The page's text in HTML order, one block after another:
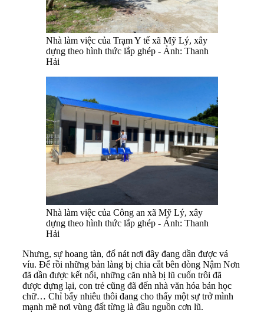
Nhà làm việc của Trạm Y tế xã Mỹ Lý, xây
dựng theo hình thức lắp ghép - Ảnh: Thanh
Hải
Nhà làm việc của Công an xã Mỹ Lý, xây
dựng theo hình thức lắp ghép - Ảnh: Thanh
Hải
Nhưng, sự hoang tàn, đổ nát nơi đây đang dần được vá
víu. Để rồi những bản làng bị chia cắt bên dòng Nậm Nơn
đã dần được kết nối, những căn nhà bị lũ cuốn trôi đã
được dựng lại, con trẻ cũng đã đến nhà văn hóa bản học
chữ… Chỉ bấy nhiêu thôi đang cho thấy một sự trở mình
mạnh mẽ nơi vùng đất từng là đầu nguồn cơn lũ.